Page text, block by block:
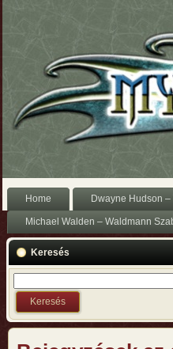
Home Dwayne Hudson –
Michael Walden – Waldmann
Keresés